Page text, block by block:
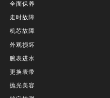
全面保养
走时故障
机芯故障
外观损坏
腕表进水
更换表带
抛光美容